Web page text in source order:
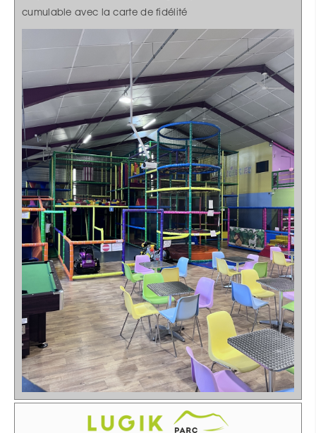
cumulable avec la carte de fidélité